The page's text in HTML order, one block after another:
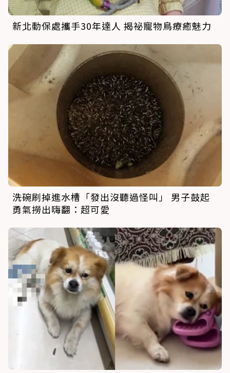
新北動保處攜手30年達人 揭祕寵物鳥療癒魅力
洗碗刷掉進水槽「發出沒聽過怪叫」 男子鼓起
勇氣撈出嗨翻：超可愛